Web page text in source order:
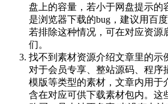
盘上的容量，若小于网盘提示的
是浏览器下载的bug，建议用百
若排除这种情况，可在对应资源
们。
找不到素材资源介绍文章里的示
对于会员专享、整站源码、程序
模版等类型的素材，文章内用于
含在对应可供下载素材包内。这